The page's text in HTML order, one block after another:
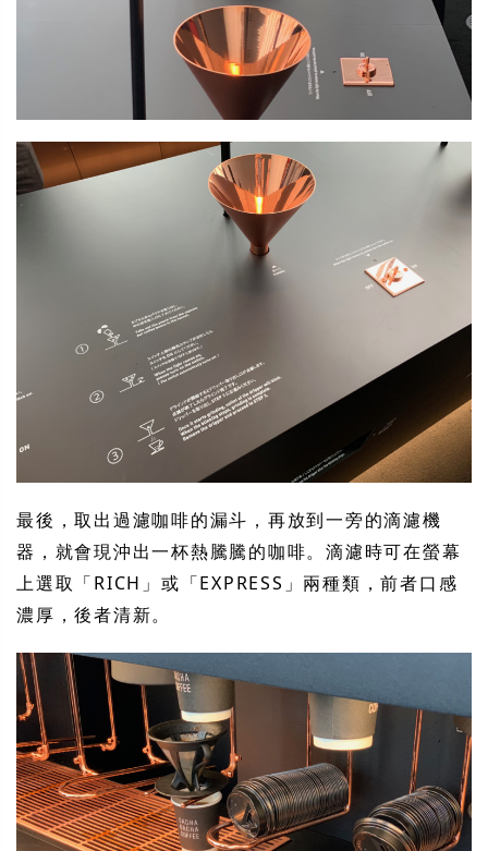
最後，取出過濾咖啡的漏斗，再放到一旁的滴濾機
器，就會現沖出一杯熱騰騰的咖啡。滴濾時可在螢幕
上選取「RICH」或「EXPRESS」兩種類，前者口感
濃厚，後者清新。